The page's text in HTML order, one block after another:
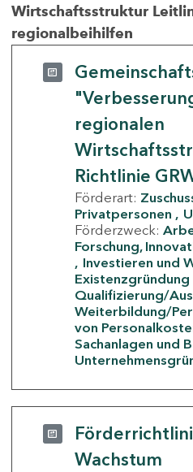
Wirtschaftsstruktur
regionalbeihilfen
regionalen
Richtlinie
Förderart:
Privatpersonen
Förderzweck:
Forschung,
Investieren und
Existenzgründung
Qualifizierung/
Weiterbildung/
von
Sachanlagen und
Wachstum